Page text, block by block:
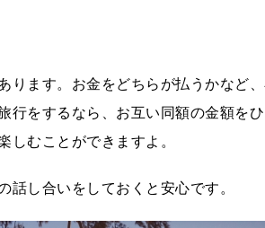
ります。お金をどちらが払うかなど
行をするなら、お互い同額の金額を
しむことができますよ。
し合いをしておくと安心です。